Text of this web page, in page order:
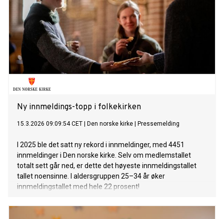
Ny innmeldings-topp i folkekirken
15.3.2026 09:09:54 CET Den norske kirke Pressemelding
I 2025 ble det satt ny rekord i innmeldinger, med 4451
innmeldinger i Den norske kirke. Selv om medlemstallet
totalt sett går ned, er dette det høyeste innmeldingstallet
tallet noensinne. I aldersgruppen 25–34 år øker
innmeldingstallet med hele 22 prosent!